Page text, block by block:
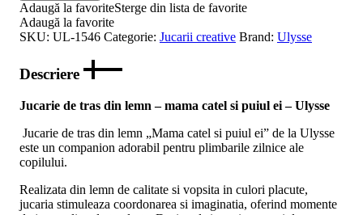
Adaugă la favoriteSterge din lista de favorite
Adaugă la favorite
SKU: UL-1546 Categorie: Jucarii creative Brand: Ulysse
Descriere
Jucarie de tras din lemn – mama catel si puiul ei – Ulysse
Jucarie de tras din lemn „Mama catel si puiul ei” de la Ulysse
este un companion adorabil pentru plimbarile zilnice ale
copilului.
Realizata din lemn de calitate si vopsita in culori placute,
jucaria stimuleaza coordonarea si imaginatia, oferind momente